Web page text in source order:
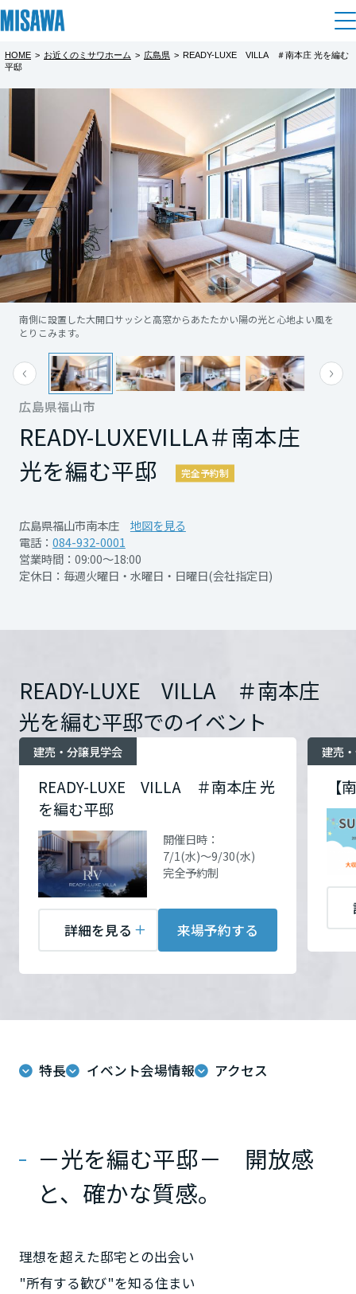
住まい
建てる [注文住宅]
商品ラインアップ
デザイン
テクノロジー（住まいの性能）
建築事例・建築実例
デザイナーズギャラリー
インテリア
住まいづくりガイド
買う
分譲住宅（建売・土地）検索
中古住宅検索
スムストック検索
住まいの売却
これから住まいをご検討の方
多彩な動画やこだわりが詰まった建築実例、注目の最新情報など、住
まいづくりを楽しく学べるデジタルラウンジです。
ホームラウンジ 新築・戸建て
土地活用
個人のお客さま
賃貸住宅
賃貸併用住宅
店舗・各種施設
土地活用モデルルーム見学
土地活用実例
法人のお客さま
企業不動産活用（CRE）戦略
医療・介護・子育て・障がい福祉施設
土地活用の基礎から長期安定経営を目指すオーナー様まで、賃貸経営
ホームラウンジ 土地活用・賃貸経営
リフォーム
戸建て・マンション
ミサワリフォームとは
リフォームの流れ
リフォームメニュー
リフォーム事例
事業用
事業用リノベーション
ホテル・旅館リフォーム
リフォーム営業所
実例動画や基礎知識、収納の工夫など、理想の住まいを叶えるリフォ
ームの具体策とアイデアを豊富にご用意しています。
ホームラウンジ リフォーム
まちづくり
複合開発・投資開発
複合開発事業（ASMACI-アスマチ-）
再開発・官民連携事業
分譲マンション開発事業
収益不動産・投資開発事業
建築再生事業
事業用売買
事業用地・事業用建物
すべてのフィールドに新しい価値をデザインし、持続可能な未来志向
のまちづくりを実現していきます。
ミサワゼネラルソリューション
オーナーサポート
サポートメニュー
住まいるりんぐ（ロングサポート）
アフターメンテナンス
ご相談窓口
ミサワホームオーナーさま・リフォーム工事ご契約者さまとミサワホ
ームを結ぶコミュニケーションサイト。お得・便利・安心なコンテン
ツや、ミサワホームからの大切なお知らせなど配信しています。
ミサワオーナーズクラブ
企業・IR情報
企業・IR
ニュース
MISAWAについて
IR情報
SDGs
新卒者採用
中途採用
障がい者採用
ウエルネス事業
海外事業
ミサワアイデンティティ
展示場・イベント情報
カタログ請求
住まいのご相談
HOME > お近くのミサワホーム > 広島県 > READY-LUXE VILLA ＃南本庄 光を編む
平邸
広島県福山市
READY-LUXEVILLA＃南本庄
光を編む平邸
完全予約制
広島県福山市南本庄
地図を見る
電話： 084-932-0001
営業時間：09:00～18:00
定休日：毎週火曜日・水曜日・日曜日(会社指定日)
南側に設置した大開口サッシと高窓からあたたかい陽の光と心地よい風を
とりこみます。
木目とグレー色がスタイリッシュさと温かみを与えるインテリアです。
READY-LUXE VILLA ＃南本庄
光を編む平邸でのイベント
READY-LUXE VILLA ＃南本庄 光
を編む平邸
建売・分譲見学会
開催日時：
7/1(水)～9/30(水)
完全予約制
詳細を見る 来場予約する
【
建売
特長 イベント会場情報 アクセス
－光を編む平邸－ 開放感
と、確かな質感。
理想を超えた邸宅との出会い
"所有する歓び"を知る住まい
都道府県を選択
北海道
北海道
東北
青森県
岩手県
宮城県
秋田県
山形県
茨城県
栃木県
群馬県
埼玉県
千葉県
新潟県
山梨県
READY-LUXE VILLA ＃南本庄 光を編む
完全予約制
＼来場予約プレゼント／
2026年9月30日（水）までの期間中にWebよ
りご予約の上、ご来場いただいた方に『有名
コーヒー店ギフトカード3,000円分』＆『えら
べるデジタルギフト5,000円分』をプレゼン
ト！！
※プレゼントには条件がございます。詳細は
スタッフまでお尋ねください。
もっと見る
詳細を見る
開催場所
広島県福山市南本庄二丁目
詳細を見る
お問い合
わせ
電話：084-932-0001
定休日：毎週火曜日・水曜
日・日曜日(会社指定日)
担当者：福山営業所
来場予約する
【南本庄】SUMMER FAIR
＼MISAWA SUMMER FAIR／
8/8（土）～16（日）の期間中にWebよりご予
約の上、ご来場いただいた方に嬉しい3つのプ
レゼント！！
★えらべるデジタルギフト『5,000円分』
★有名コーヒー店ギフトカード『3,000円分』
★ミサワホームオリジナル『ミッフィージャ
ンボタオル』
この機会に是非ミサワホームの住まいをご体
感ください！！
※プレゼントには条件がございます。詳細は
スタッフまでお尋ねください。
もっと見る
8/8(土)～16(日) 完全予約
詳細を見る
お問い合
わせ
電話：084-932-0001
定休日：毎週火曜日・水曜
日・日曜日(会社指定日)
来場予約する